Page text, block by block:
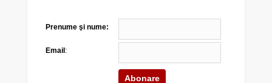
Prenume şi nume:
Email :